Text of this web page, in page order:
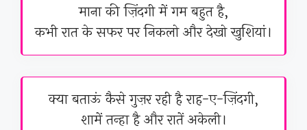
माना की ज़िंदगी में गम बहुत है,
कभी रात के सफर पर निकलो और देखो खुशियां।
क्या बताऊं कैसे गुज़र रही है राह-ए-ज़िंदगी,
शामें तन्हा है और रातें अकेली।